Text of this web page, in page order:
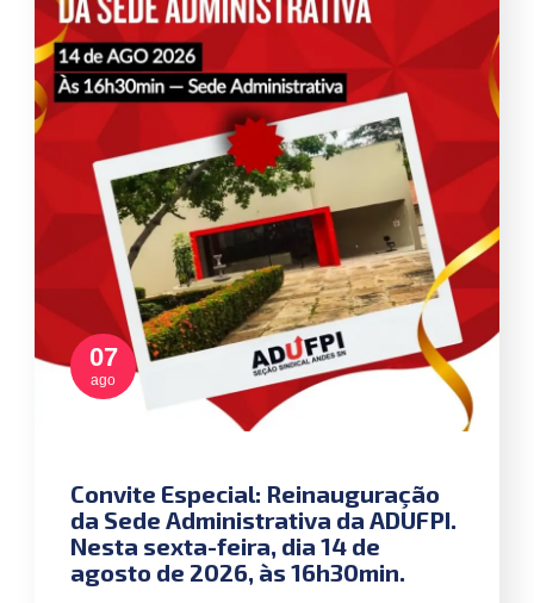
07
ago
Convite Especial: Reinauguração
da Sede Administrativa da ADUFPI.
Nesta sexta-feira, dia 14 de
agosto de 2026, às 16h30min.